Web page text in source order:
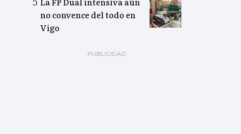
no convence del todo en
Vigo